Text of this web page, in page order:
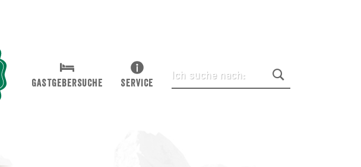
GASTGEBERSUCHE SERVICE